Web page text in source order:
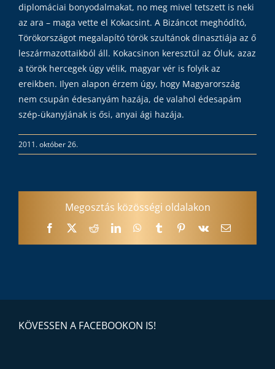
diplomáciai bonyodalmakat, no meg mivel tetszett is neki
az ara – maga vette el Kokacsint. A Bizáncot meghódító,
Törökországot megalapító török szultánok dinasztiája az ő
leszármazottaikból áll. Kokacsinon keresztül az Óluk, azaz
a török hercegek úgy vélik, magyar vér is folyik az
ereikben. Ilyen alapon érzem úgy, hogy Magyarország
nem csupán édesanyám hazája, de valahol édesapám
szép-ükanyjának is ősi, anyai ági hazája.
2011. október 26.
Megosztás közösségi oldalakon
Facebook
X RedditLinkedInWhatsApp
TumblrPinterest
Vk Email:
KÖVESSEN A FACEBOOKON IS!